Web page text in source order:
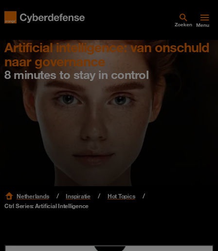
Zoeken Menu
Artificial intelligence: van onschuld
naar governance
8 minutes to stay in control
Netherlands Inspiratie
Hot Topics
Ctrl Series: Artificial Intelligence